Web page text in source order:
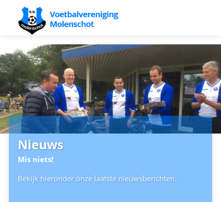
Nieuws
Mis niets!
Bekijk hieronder onze laatste nieuwsberichten.